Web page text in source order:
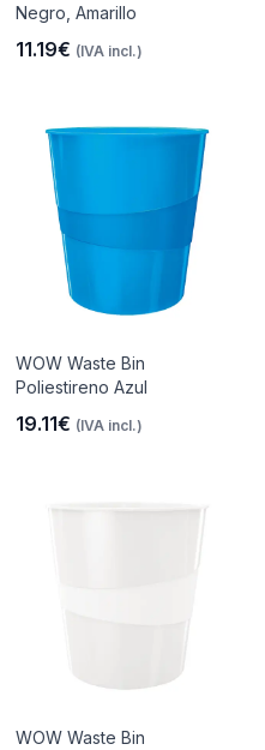
Negro, Amarillo
11.19€ (IVA incl.)
WOW Waste Bin
Poliestireno Azul
19.11€ (IVA incl.)
WOW Waste Bin